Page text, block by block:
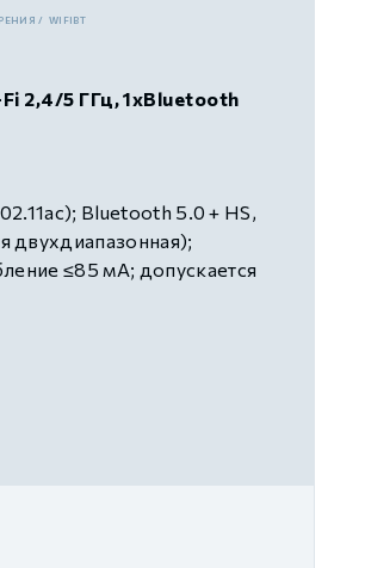
WIFIBT
2,4/5 ГГц, 1хBluetooth
Bluetooth 5.0 + HS,
двухдиапазонная);
≤85 мА; допускается
двумя корзинами); 1 слот